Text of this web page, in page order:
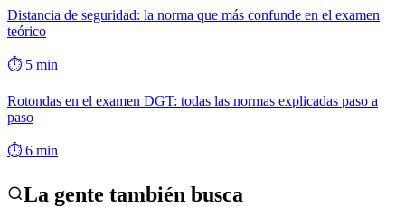
Distancia de seguridad: la norma que más confunde en el examen
teórico
⏱ 5 min
Rotondas en el examen DGT: todas las normas explicadas paso a
paso
⏱ 6 min
La gente también busca